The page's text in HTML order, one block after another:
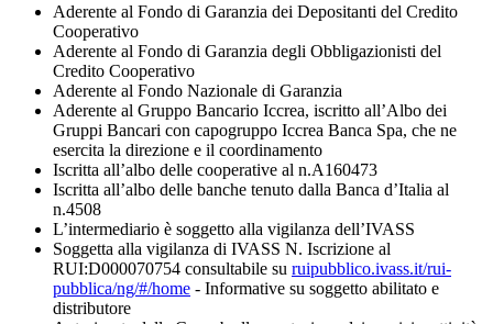
Aderente al Fondo di Garanzia dei Depositanti del Credito
Cooperativo
Aderente al Fondo di Garanzia degli Obbligazionisti del
Credito Cooperativo
Aderente al Fondo Nazionale di Garanzia
Aderente al Gruppo Bancario Iccrea, iscritto all’Albo dei
Gruppi Bancari con capogruppo Iccrea Banca Spa, che ne
esercita la direzione e il coordinamento
Iscritta all’albo delle cooperative al n.A160473
Iscritta all’albo delle banche tenuto dalla Banca d’Italia al
n.4508
L’intermediario è soggetto alla vigilanza dell’IVASS
Soggetta alla vigilanza di IVASS N. Iscrizione al
RUI:D000070754 consultabile su ruipubblico.ivass.it/rui-
pubblica/ng/#/home - Informative su soggetto abilitato e
distributore